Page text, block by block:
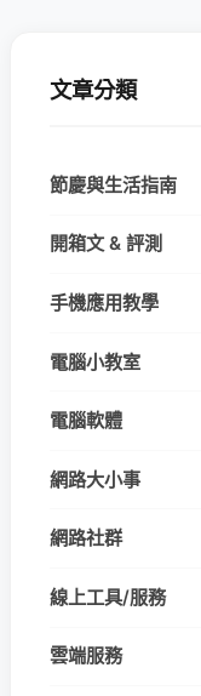
文章分類
節慶與生活指南
開箱文 & 評測
手機應用教學
電腦小教室
電腦軟體
網路大小事
網路社群
線上工具/服務
雲端服務